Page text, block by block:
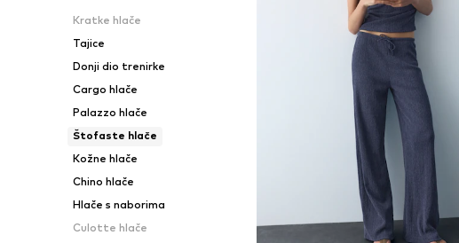
Kratke hlače
Tajice
Donji dio trenirke
Cargo hlače
Palazzo hlače
Štofaste hlače
Kožne hlače
Chino hlače
Hlače s naborima
Culotte hlače